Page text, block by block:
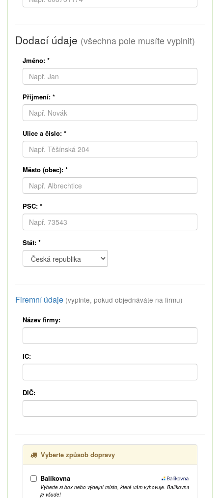
Dodací údaje (všechna pole musíte vyplnit)
Jméno: *
Příjmení: *
Ulice a číslo: *
Město (obec): *
PSČ: *
Stát: *
Firemní údaje (vyplňte, pokud objednáváte na firmu)
Název firmy:
IČ:
DIČ:
Vyberte způsob dopravy
Balíkovna
Vyberte si box nebo výdejní místo, které vám vyhovuje. Balíkovna
je všude!